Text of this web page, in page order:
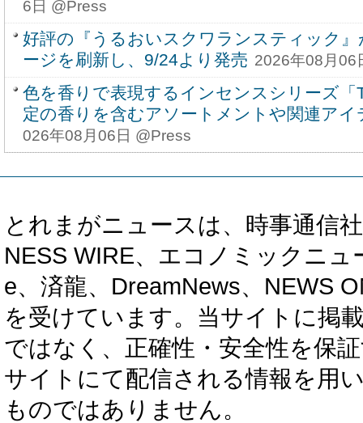
6日 @Press
好評の『うるおいスクワランスティック
ージを刷新し、9/24より発売 2026年08月06
色を香りで表現するインセンスシリーズ「
定の香りを含むアソートメントや関連アイ
026年08月06日 @Press
とれまがニュースは、時事通信
NESS WIRE、エコノミックニ
e、済龍、DreamNews、NEWS
を受けています。当サイトに掲
ではなく、正確性・安全性を保
サイトにて配信される情報を用
ものではありません。